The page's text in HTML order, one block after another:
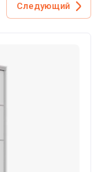
Следующий